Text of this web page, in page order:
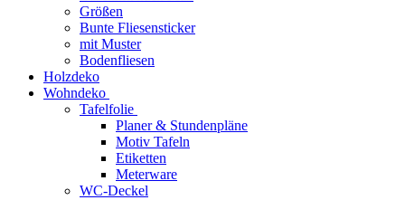
Größen
Bunte Fliesensticker
mit Muster
Bodenfliesen
Holzdeko
Wohndeko
Tafelfolie
Planer & Stundenpläne
Motiv Tafeln
Etiketten
Meterware
WC-Deckel